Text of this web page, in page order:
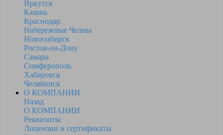
Иркутск
Казань
Краснодар
Набережные Челны
Новосибирск
Ростов-на-Дону
Самара
Симферополь
Хабаровск
Челябинск
О КОМПАНИИ
Назад
О КОМПАНИИ
Реквизиты
Лицензии и сертификаты